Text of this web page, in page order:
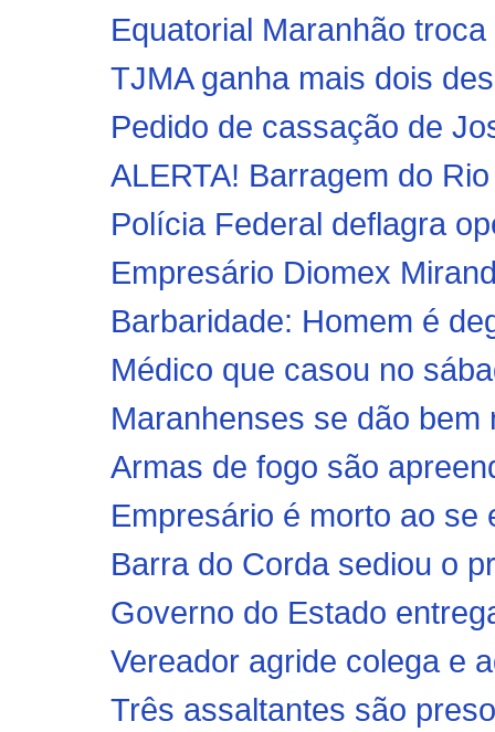
Equatorial Maranhão
TJMA ganha mais dois
Pedido de cassação de
ALERTA! Barragem do
Polícia Federal deflagra
Empresário Diomex
Barbaridade: Homem é
Médico que casou no
Maranhenses se dão
Armas de fogo são
Empresário é morto ao
Barra do Corda sediou o
Governo do Estado
Vereador agride colega e
Três assaltantes são